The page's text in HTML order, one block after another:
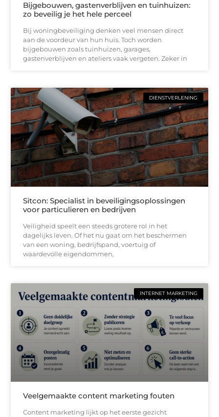
Bijgebouwen, gastenverblijven en tuinhuizen:
zo beveilig je het hele perceel
Bij woningbeveiliging denken veel mensen direct
aan de voordeur van hun huis. Toch worden
bijgebouwen zoals tuinhuizen, garages,
gastenverblijven en ateliers vaak vergeten. Zeker in
DIENSTVERLENING
Sitcon: Specialist in beveiligingsoplossingen
voor particulieren en bedrijven
Veiligheid speelt een steeds grotere rol in het
dagelijks leven. Of het nu gaat om het beschermen
van een woning, bedrijfspand, voertuig of
waardevolle eigendommen,
INTERNET MARKETING
Veelgemaakte content marketing fouten
Content marketing lijkt op het eerste gezicht